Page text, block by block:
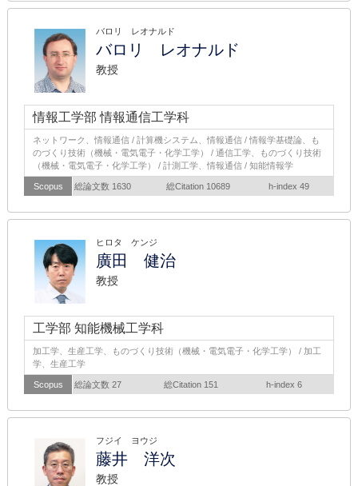
バロリ レオナルド
バロリ レオナルド
教授
情報工学部 情報通信工学科
ネットワーク、情報通信 / 計算機システム、情報通信 / 情報学基礎論、も
のづくり技術（機械・電気電子・化学工学） / 通信工学、ものづくり技術
（機械・電気電子・化学工学） / 計測工学、情報通信 / 知能情報学
Scopus 総論文数 1630 総Citation 10689 h-index 49
ヒロタ ケンジ
廣田 健治
教授
工学部 知能機械工学科
加工学、生産工学、ものづくり技術（機械・電気電子・化学工学） / 加工
学、生産工学
Scopus 総論文数 27 総Citation 151 h-index 6
フジイ ヨウジ
藤井 洋次
教授